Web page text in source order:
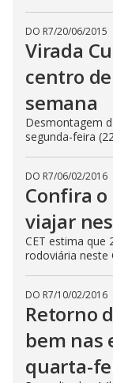
DO R7/20/06/2015
Virada
centro
semana
Desmontagem
segunda-feira
DO R7/06/02/2016
Confira
viajar
CET estima que
rodoviária neste
DO R7/10/02/2016
Retorno
bem nas
quarta-